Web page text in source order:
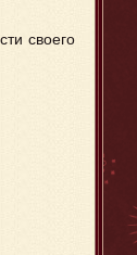
своего